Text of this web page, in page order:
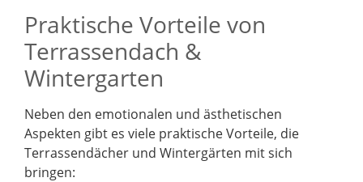
Praktische Vorteile von
Terrassendach &
Wintergarten
Neben den emotionalen und ästhetischen
Aspekten gibt es viele praktische Vorteile, die
Terrassendächer und Wintergärten mit sich
bringen: